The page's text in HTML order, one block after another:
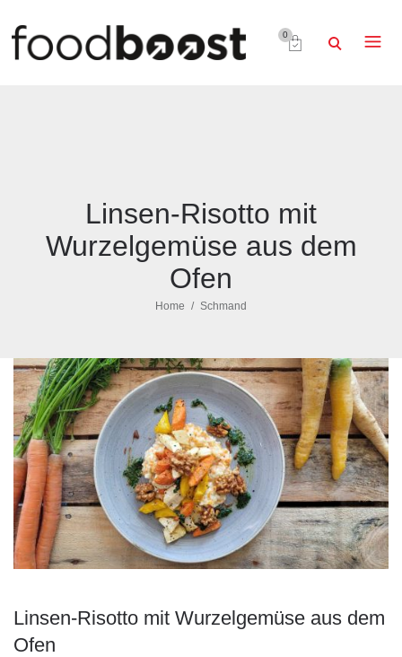
0
Linsen-Risotto mit
Wurzelgemüse aus dem
Ofen
Home Schmand
Linsen-Risotto mit Wurzelgemüse aus dem
Ofen